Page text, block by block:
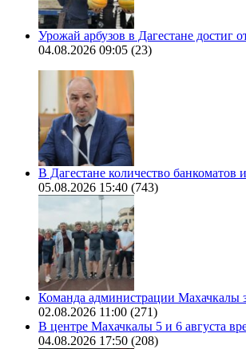
Урожай арбузов в Дагестане достиг
04.08.2026 09:05 (23)
В Дагестане количество
05.08.2026 15:40 (743)
Команда администрации Махачкалы
02.08.2026 11:00 (271)
В центре Махачкалы 5 и 6 августа
04.08.2026 17:50 (208)